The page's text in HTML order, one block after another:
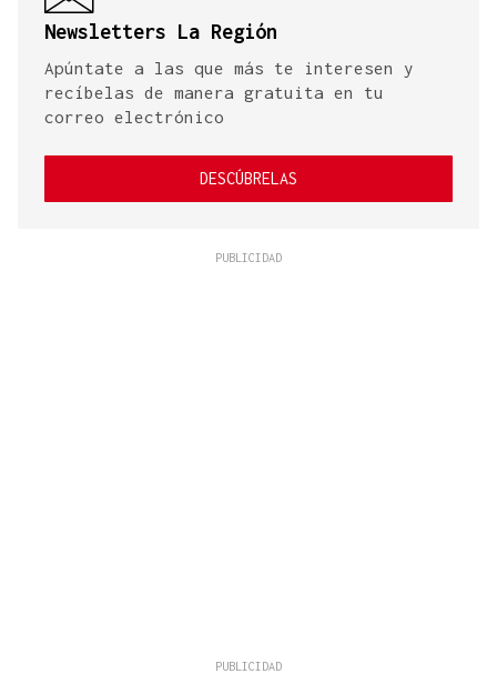
Newsletters La Región
Apúntate a las que más te interesen y
recíbelas de manera gratuita en tu
correo electrónico
DESCÚBRELAS